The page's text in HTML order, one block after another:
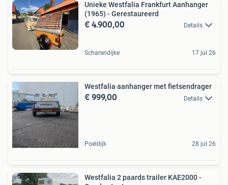
Unieke Westfalia Frankfurt Aanhanger
(1965) - Gerestaureerd
€ 4.900,00 Details
Scharendijke 17 jul 26
Westfalia aanhanger met fietsendrager
€ 999,00 Details
Poeldijk 28 jul 26
Westfalia 2 paards trailer KAE2000 -